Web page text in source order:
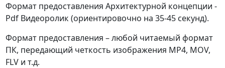
Формат предоставления Архитектурной концепции -
Pdf Видеоролик (ориентировочно на 35-45 секунд).
Формат предоставления – любой читаемый формат
ПК, передающий четкость изображения MP4, MOV,
FLV и т.д.